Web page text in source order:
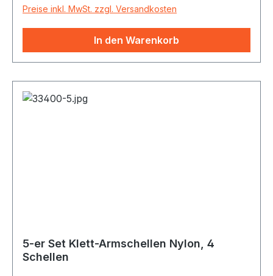
Preise inkl. MwSt. zzgl. Versandkosten
In den Warenkorb
5-er Set Klett-Armschellen Nylon, 4
Schellen